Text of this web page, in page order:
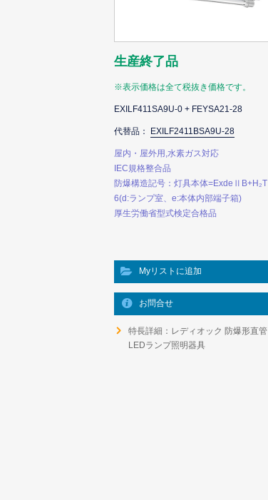
生産終了品
※表示価格は全て税抜き価格です。
EXILF411SA9U-0 + FEYSA21-28
代替品： EXILF2411BSA9U-28
屋内・屋外用,水素ガス対応
IEC規格整合品
防爆構造記号：灯具本体=ExdeⅡB+H₂T
6(d:ランプ室、e:本体内部端子箱)
厚生労働省型式検定合格品
Myリストに追加
お問合せ
特長詳細：レディオック 防爆形直管
LEDランプ照明器具